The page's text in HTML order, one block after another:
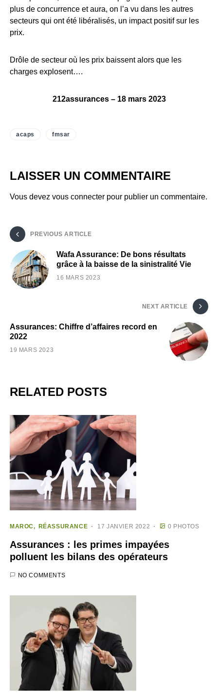
plus de concurrence et aura, on l’a vu dans les autres
secteurs qui ont été libéralisés, un impact positif sur les
prix.
Drôle de secteur où les prix baissent alors que les
charges explosent….
212assurances – 18 mars 2023
acaps fmsar
LAISSER UN COMMENTAIRE
Vous devez vous connecter pour publier un commentaire.
PREVIOUS ARTICLE
Wafa Assurance: De bons résultats
grâce à la baisse de la sinistralité Vie
16 MARS 2023
NEXT ARTICLE
Assurances: Chiffre d’affaires record en
2022
19 MARS 2023
RELATED POSTS
MAROC RÉASSURANCE 17 JANVIER 2022 0 PHOTOS
Assurances : les primes impayées
polluent les bilans des opérateurs
NO COMMENTS